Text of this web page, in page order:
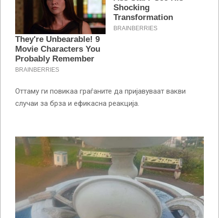
Оттаму ги повикаа граѓаните да пријавуваат вакви
случаи за брза и ефикасна реакција.